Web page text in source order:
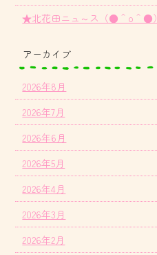
★北花田ニュ～ス（●＾o＾●）
アーカイブ
2026年8月
2026年7月
2026年6月
2026年5月
2026年4月
2026年3月
2026年2月